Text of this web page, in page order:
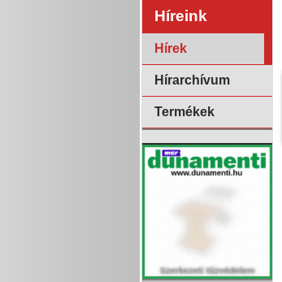
Híreink
Hírek
Hírarchívum
Termékek